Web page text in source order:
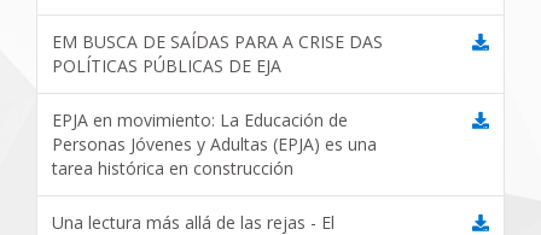
EM BUSCA DE SAÍDAS PARA A CRISE DAS
POLÍTICAS PÚBLICAS DE EJA
EPJA en movimiento: La Educación de
Personas Jóvenes y Adultas (EPJA) es una
tarea histórica en construcción
Una lectura más allá de las rejas - El